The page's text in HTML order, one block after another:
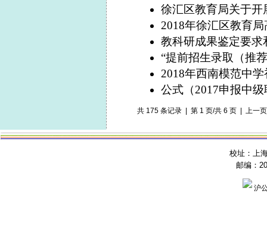
徐汇区教育局关于
2018年徐汇区教育
教科研成果鉴定要求
“提前招生录取（推
2018年西南模范中
公式（2017申报中
共 175 条记录 | 第 1 页/共 6 页 | 上一
校址：上
邮编：
沪